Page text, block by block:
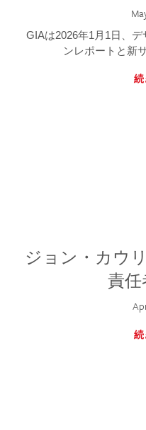
GIAは2026年1月1日、
ンレポートと新
ジョン・カウ
責